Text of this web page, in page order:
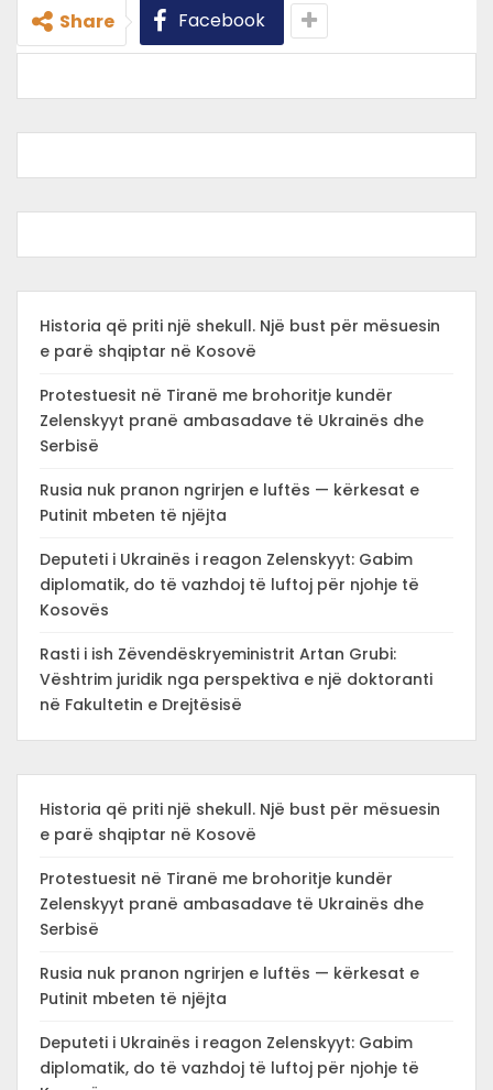
Share Facebook
Historia që priti një shekull. Një bust për mësuesin
e parë shqiptar në Kosovë
Protestuesit në Tiranë me brohoritje kundër
Zelenskyyt pranë ambasadave të Ukrainës dhe
Serbisë
Rusia nuk pranon ngrirjen e luftës — kërkesat e
Putinit mbeten të njëjta
Deputeti i Ukrainës i reagon Zelenskyyt: Gabim
diplomatik, do të vazhdoj të luftoj për njohje të
Kosovës
Rasti i ish Zëvendëskryeministrit Artan Grubi:
Vështrim juridik nga perspektiva e një doktoranti
në Fakultetin e Drejtësisë
Historia që priti një shekull. Një bust për mësuesin
e parë shqiptar në Kosovë
Protestuesit në Tiranë me brohoritje kundër
Zelenskyyt pranë ambasadave të Ukrainës dhe
Serbisë
Rusia nuk pranon ngrirjen e luftës — kërkesat e
Putinit mbeten të njëjta
Deputeti i Ukrainës i reagon Zelenskyyt: Gabim
diplomatik, do të vazhdoj të luftoj për njohje të